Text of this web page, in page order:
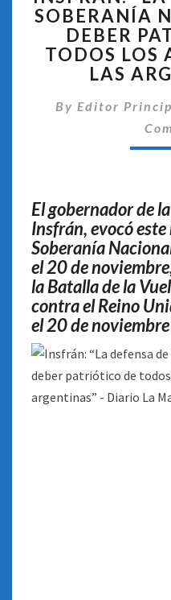
SOBERANÍA
DEBER
TODOS LOS
LAS
By Editor
El gobernador de
Insfrán, evocó
Soberanía
el 20 de
la Batalla de la
contra el Reino
el 20 de